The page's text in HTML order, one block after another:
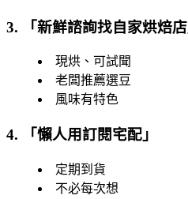
3. 「新鮮諮詢找自家烘焙店
現烘、可試聞
老闆推薦選豆
風味有特色
4. 「懶人用訂閱宅配 」
定期到貨
不必每次想